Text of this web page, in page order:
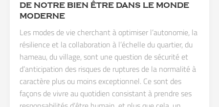
DE NOTRE BIEN ÊTRE DANS LE MONDE
MODERNE
Les modes de vie cherchant à optimiser l’autonomie, la
résilience et la collaboration à l’échelle du quartier, du
hameau, du village, sont une question de sécurité et
d’anticipation des risques de ruptures de la normalité à
caractère plus ou moins exceptionnel. Ce sont des
façons de vivre au quotidien consistant à prendre ses